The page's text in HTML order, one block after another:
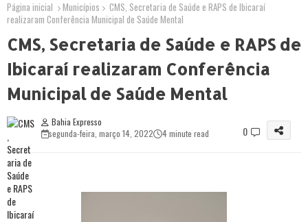
Página inicial Municípios
CMS, Secretaria de Saúde e RAPS de Ibicaraí
realizaram Conferência Municipal de Saúde Mental
CMS, Secretaria de Saúde e RAPS de
Ibicaraí realizaram Conferência
Municipal de Saúde Mental
Bahia Expresso
segunda-feira, março 14, 2022
4 minute read 0